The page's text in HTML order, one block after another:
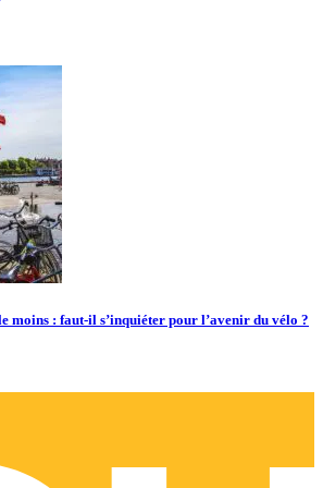
moins : faut-il s’inquiéter pour l’avenir du vélo ?